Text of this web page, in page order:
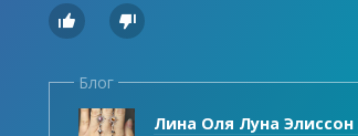
 
Блог
Лина Оля Луна